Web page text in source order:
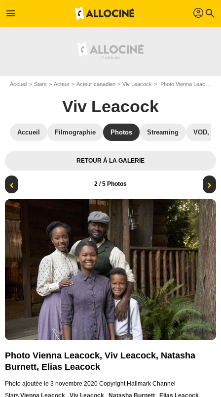
menu profil search
Accueil Stars Acteur Acteur canadien Viv Leacock Photo Vienna Leacock, Viv Leacock, Natasha Burnett, Elias Leacock
Viv Leacock
Accueil Filmographie Photos Streaming VOD,
RETOUR À LA GALERIE
2 / 5 Photos
Photo Vienna Leacock, Viv Leacock, Natasha
Burnett, Elias Leacock
Photo ajoutée le 3 novembre 2020 Copyright Hallmark Channel